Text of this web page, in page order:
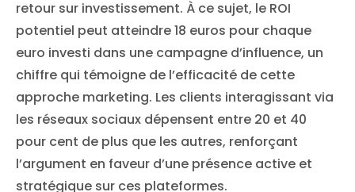
retour sur investissement. À ce sujet, le ROI
potentiel peut atteindre 18 euros pour chaque
euro investi dans une campagne d’influence, un
chiffre qui témoigne de l’efficacité de cette
approche marketing. Les clients interagissant via
les réseaux sociaux dépensent entre 20 et 40
pour cent de plus que les autres, renforçant
l’argument en faveur d’une présence active et
stratégique sur ces plateformes.